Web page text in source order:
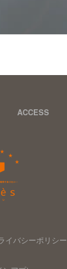
ACCESS
イバシーポリシー